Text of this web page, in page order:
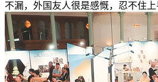
不漏，外国友人很是感慨，忍不住上